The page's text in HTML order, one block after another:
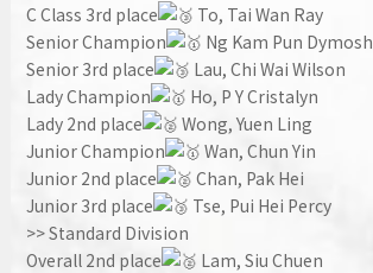
C Class 3rd place
To, Tai Wan Ray
Senior Champion
Ng Kam Pun Dymosh
Senior 3rd place
Lau, Chi Wai Wilson
Lady Champion
Ho, P Y Cristalyn
Lady 2nd place
Wong, Yuen Ling
Junior Champion
Wan, Chun Yin
Junior 2nd place
Chan, Pak Hei
Junior 3rd place
Tse, Pui Hei Percy
>> Standard Division
Overall 2nd place
Lam, Siu Chuen